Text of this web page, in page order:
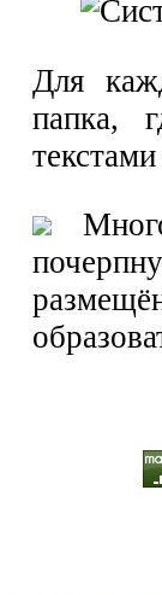
Для
папка,